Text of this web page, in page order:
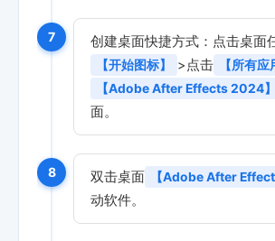
7 创建桌面快捷方式：点击桌面
【开始图标】 >点击 【所有应
【Adobe After Effects 2024】
面。
8 双击桌面 【Adobe After
动软件。